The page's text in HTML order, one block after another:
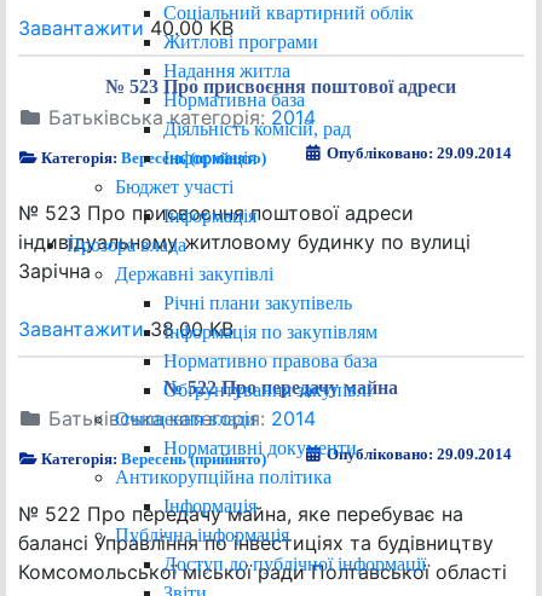
Соціальний квартирний облік
Житлові програми
Надання житла
Нормативна база
Діяльність комісій, рад
Інформація
Бюджет участі
Інформація
Прозора влада
Державні закупівлі
Річні плани закупівель
Інформація по закупівлям
Нормативно правова база
Обґрунтування закупівлі
Очищення влади
Нормативні документи
Антикорупційна політика
Інформація
Публічна інформація
Доступ до публічної інформації
Завантажити 40.00 KB
№ 523 Про присвоєння поштової адреси
Батьківська категорія: 2014
Категорія:Вересень (прийнято) Опубліковано: 29.09.2014
№ 523 Про присвоєння поштової адреси
індивідуальному житловому будинку по вулиці
Зарічна
Завантажити38.00 KB
№ 522 Про передачу майна
Батьківська категорія: 2014
Категорія:Вересень (прийнято) Опубліковано: 29.09.2014
№ 522 Про передачу майна, яке перебуває на
балансі Управління по інвестиціях та будівництву
Комсомольської міської ради Полтавської області